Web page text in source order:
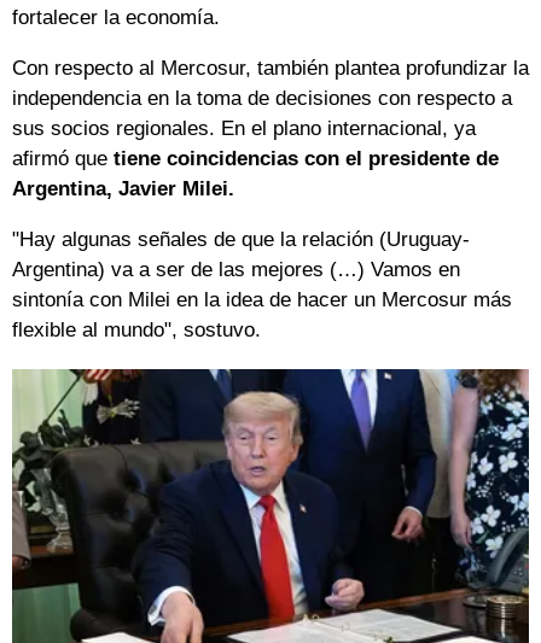
fortalecer la economía.
Con respecto al Mercosur, también plantea profundizar la
independencia en la toma de decisiones con respecto a
sus socios regionales. En el plano internacional, ya
afirmó que tiene coincidencias con el presidente de
Argentina, Javier Milei.
"Hay algunas señales de que la relación (Uruguay-
Argentina) va a ser de las mejores (…) Vamos en
sintonía con Milei en la idea de hacer un Mercosur más
flexible al mundo", sostuvo.